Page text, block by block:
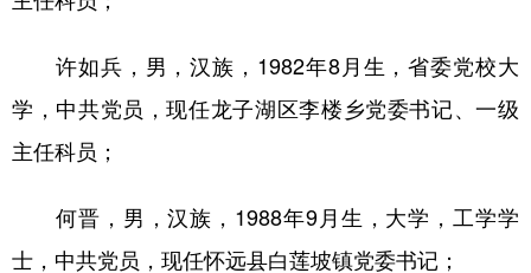
彩票 娱乐 时尚 悦读
公益 一带一路 亚太网 上市公司
文化产业
地方频道
许如兵，男，汉族，1982年8月生，省委党校大
学，中共党员，现任龙子湖区李楼乡党委书记、一级
主任科员；
何晋，男，汉族，1988年9月生，大学，工学学
士，中共党员，现任怀远县白莲坡镇党委书记；